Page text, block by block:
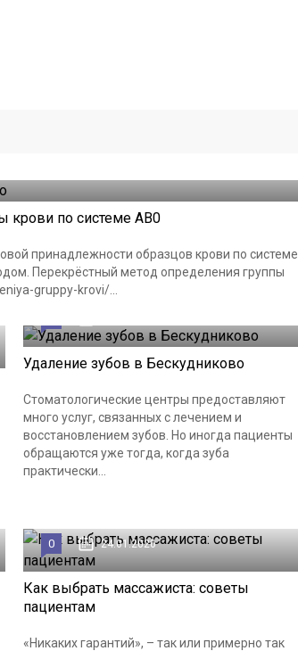
крови по системе AB0
принадлежности образцов крови по системе
Перекрёстный метод определения группы
gruppy-krovi/...
Удаление зубов в Бескудниково
Стоматологические центры предоставляют
много услуг, связанных с лечением и
восстановлением зубов. Но иногда пациенты
обращаются уже тогда, когда зуба
практически...
0 24.01.2020
Как выбрать массажиста: советы
пациентам
«Никаких гарантий», – так или примерно так